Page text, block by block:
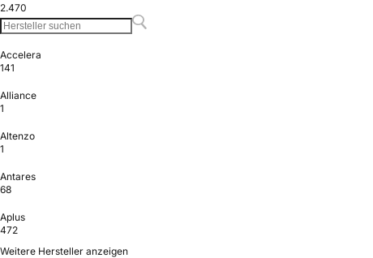
2.470
Accelera
141
Alliance
1
Altenzo
1
Antares
68
Aplus
472
Weitere Hersteller anzeigen